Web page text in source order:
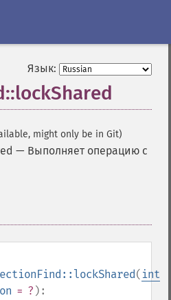
Язык:
might only be in Git)
— Выполняет операцию с
( int
= ? ):